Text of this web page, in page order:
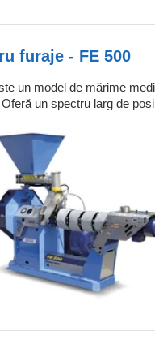
furaje - FE 500
un model de mărime
un spectru larg de